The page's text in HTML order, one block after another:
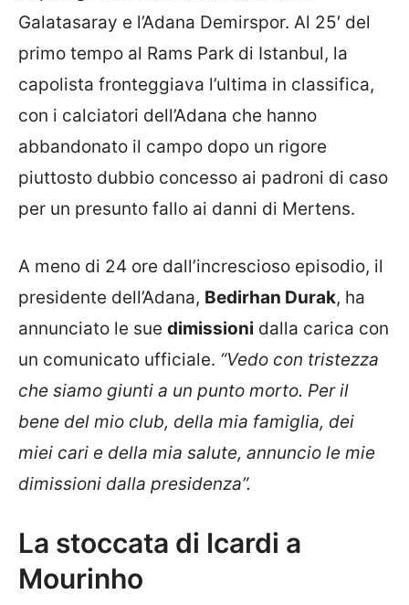
Galatasaray e l’Adana Demirspor. Al 25′ del
primo tempo al Rams Park di Istanbul, la
capolista fronteggiava l’ultima in classifica,
con i calciatori dell’Adana che hanno
abbandonato il campo dopo un rigore
piuttosto dubbio concesso ai padroni di caso
per un presunto fallo ai danni di Mertens.
A meno di 24 ore dall’increscioso episodio, il
presidente dell’Adana, Bedirhan Durak, ha
annunciato le sue dimissioni dalla carica con
un comunicato ufficiale. “Vedo con tristezza
che siamo giunti a un punto morto. Per il
bene del mio club, della mia famiglia, dei
miei cari e della mia salute, annuncio le mie
dimissioni dalla presidenza”.
La stoccata di Icardi a
Mourinho